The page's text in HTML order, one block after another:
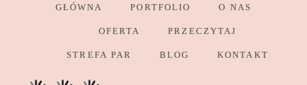
GŁÓWNA PORTFOLIO O NAS
OFERTA PRZECZYTAJ
STREFA PAR BLOG KONTAKT